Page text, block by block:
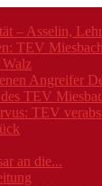
– Asselin,
TEV
Angreifer
TEV
TEV
an die...